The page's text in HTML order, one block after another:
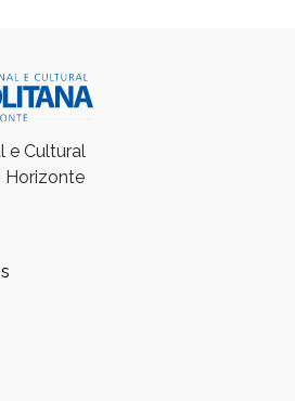
e Cultural
Horizonte